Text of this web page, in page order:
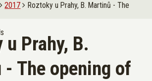
2017 Roztoky u Prahy, B. Martinů - The
u Prahy, B.
The opening of